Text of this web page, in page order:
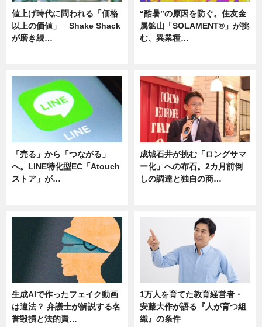
値上げ時代に問われる「価格
以上の価値」 Shake Shack
が磨き続…
“酷暑”の原因を防ぐ。住友金
属鉱山「SOLAMENT®」が挑
む、異業種…
「売る」から「つながる」
へ。LINE特化型EC「Atouch
ストア」が…
成城石井が挑む「ロングサマ
ー化」への布石。2カ月前倒
しの調達と独自の商…
生成AIで作ったフェイク動画
は違法？ 弁護士が解説する名
誉毀損と法的責…
1万人を育てた教育経営者・
安藤大作が語る『人が育つ組
織』の条件